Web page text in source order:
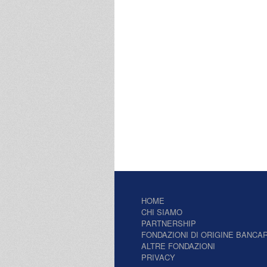
HOME
CHI SIAMO
PARTNERSHIP
FONDAZIONI DI ORIGINE
ALTRE FONDAZIONI
PRIVACY